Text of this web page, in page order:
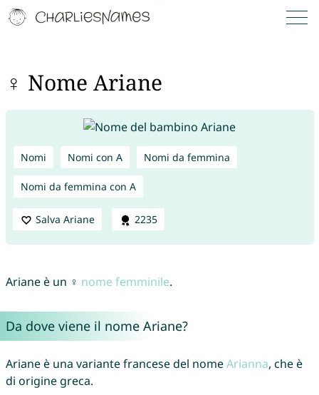
♀ Nome Ariane
Nomi Nomi con A Nomi da femmina
Nomi da femmina con A
Salva Ariane 2235
Ariane è un ♀ nome femminile.
Da dove viene il nome Ariane?
Ariane è una variante francese del nomeArianna, che è
di origine greca.